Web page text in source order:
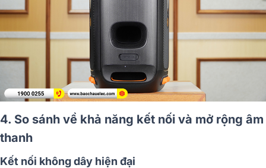
4. So sánh về khả năng kết nối và mở rộng âm
thanh
Kết nối không dây hiện đại